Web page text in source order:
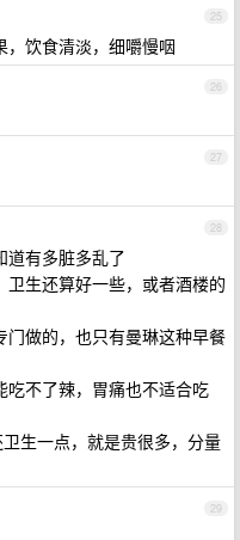
25
，饮食清淡，细嚼慢咽
26
27
28
道有多脏多乱了
生还算好一些，或者酒楼的
做的，也只有曼琳这种早餐
不了辣，胃痛也不适合吃
生一点，就是贵很多，分量
29